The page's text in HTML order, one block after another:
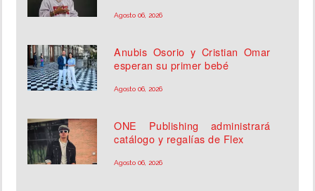
Agosto 06, 2026
Anubis Osorio y Cristian Omar
esperan su primer bebé
Agosto 06, 2026
ONE Publishing administrará
catálogo y regalías de Flex
Agosto 06, 2026